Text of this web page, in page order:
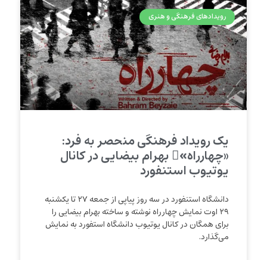
رویدادهای فرهنگی و هنری
یک رویداد فرهنگی منحصر به فرد:
«چهارراه»ِ بهرام بیضایی در کانال
یوتیوب استنفورد
دانشگاه استنفورد در سه روز پیاپی از جمعه ۲۷ تا یکشنبه
۲۹ اوت نمایش چهارراه نوشته و ساخته بهرام بیضایی را
برای همگان در کانال یوتیوب دانشگاه استفورد به نمایش
می‌‌گذارد.